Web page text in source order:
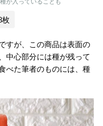
が入っていることも
枚
すが、この商品は表面の
中心部分には種が残って
べた筆者のものには、種